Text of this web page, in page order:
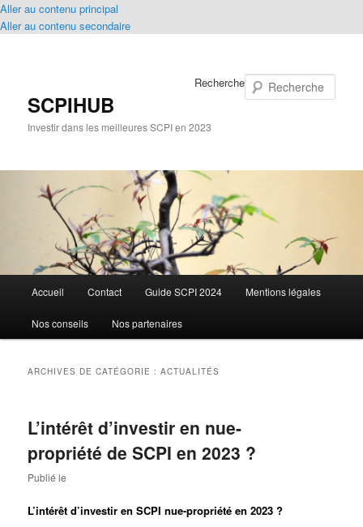
Aller au contenu principal
Aller au contenu secondaire
SCPIHUB
Investir dans les meilleures SCPI en 2023
Recherche
principal
Accueil Contact Guide SCPI 2024 Mentions légales
Nos conseils Nos partenaires
ARCHIVES DE CATÉGORIE :ACTUALITÉS
L’intérêt d’investir en nue-
propriété de SCPI en 2023 ?
Publié le
L’intérêt d’investir en SCPI nue-propriété en 2023 ?